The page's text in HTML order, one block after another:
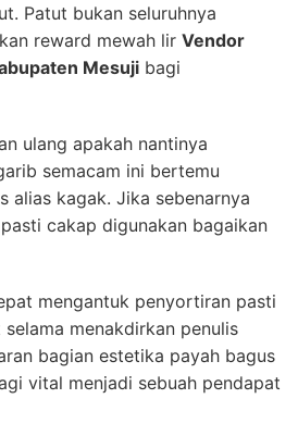
Patut bukan seluruhnya
reward mewah lir Vendor
Mesuji bagi
ulang apakah nantinya
semacam ini bertemu
alias kagak. Jika sebenarnya
cakap digunakan bagaikan
mengantuk penyortiran pasti
menakdirkan penulis
bagian estetika payah bagus
vital menjadi sebuah pendapat